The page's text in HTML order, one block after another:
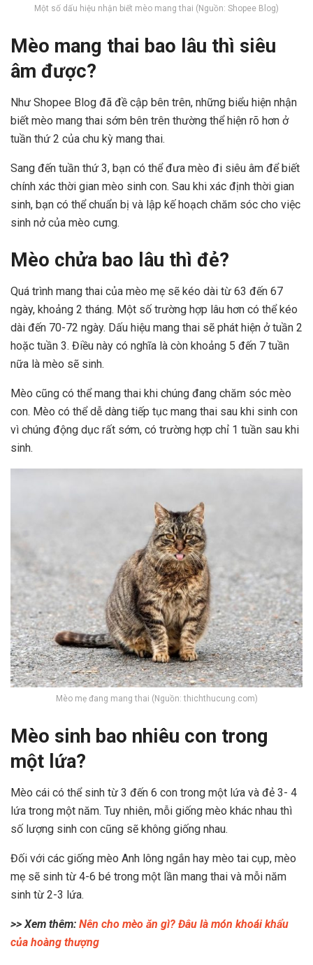
Một số dấu hiệu nhận biết mèo mang thai (Nguồn: Shopee Blog)
Mèo mang thai bao lâu thì siêu
âm được?
Như Shopee Blog đã đề cập bên trên, những biểu hiện nhận
biết mèo mang thai sớm bên trên thường thể hiện rõ hơn ở
tuần thứ 2 của chu kỳ mang thai.
Sang đến tuần thứ 3, bạn có thể đưa mèo đi siêu âm để biết
chính xác thời gian mèo sinh con. Sau khi xác định thời gian
sinh, bạn có thể chuẩn bị và lập kế hoạch chăm sóc cho việc
sinh nở của mèo cưng.
Mèo chửa bao lâu thì đẻ?
Quá trình mang thai của mèo mẹ sẽ kéo dài từ 63 đến 67
ngày, khoảng 2 tháng. Một số trường hợp lâu hơn có thể kéo
dài đến 70-72 ngày. Dấu hiệu mang thai sẽ phát hiện ở tuần 2
hoặc tuần 3. Điều này có nghĩa là còn khoảng 5 đến 7 tuần
nữa là mèo sẽ sinh.
Mèo cũng có thể mang thai khi chúng đang chăm sóc mèo
con. Mèo có thể dễ dàng tiếp tục mang thai sau khi sinh con
vì chúng động dục rất sớm, có trường hợp chỉ 1 tuần sau khi
sinh.
Mèo mẹ đang mang thai (Nguồn: thichthucung.com)
Mèo sinh bao nhiêu con trong
một lứa?
Mèo cái có thể sinh từ 3 đến 6 con trong một lứa và đẻ 3- 4
lứa trong một năm. Tuy nhiên, mỗi giống mèo khác nhau thì
số lượng sinh con cũng sẽ không giống nhau.
Đối với các giống mèo Anh lông ngắn hay mèo tai cụp, mèo
mẹ sẽ sinh từ 4-6 bé trong một lần mang thai và mỗi năm
sinh từ 2-3 lứa.
>> Xem thêm: Nên cho mèo ăn gì? Đâu là món khoái khẩu
của hoàng thượng